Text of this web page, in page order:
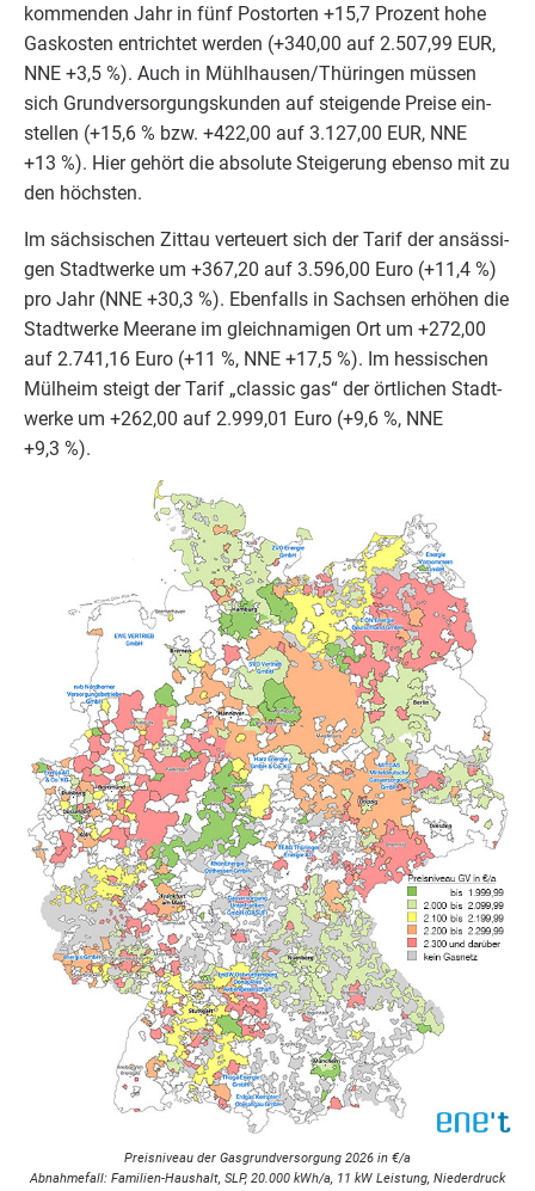
kom­men­den Jahr in fünf Postor­ten +15,7 Pro­zent hohe
Gas­kos­ten ent­rich­tet wer­den (+340,00 auf 2.507,99 EUR,
NNE +3,5 %). Auch in Mühlhausen/​Thüringen müs­sen
sich Grund­ver­sor­gungs­kun­den auf stei­gen­de Prei­se ein­
stel­len (+15,6 % bzw. +422,00 auf 3.127,00 EUR, NNE
+13 %). Hier gehört die abso­lu­te Stei­ge­rung eben­so mit zu
den höchsten.
Im säch­si­schen Zit­tau ver­teu­ert sich der Tarif der ansäs­si­
gen Stadt­wer­ke um +367,20 auf 3.596,00 Euro (+11 ,4 %)
pro Jahr (NNE +30,3 %). Eben­falls in Sach­sen erhö­hen die
Stadt­wer­ke Meera­ne im gleich­na­mi­gen Ort um +272,00
auf 2.741 ,16 Euro (+11 %, NNE +17,5 %). Im hes­si­schen
Mül­heim steigt der Tarif „clas­sic gas“ der ört­li­chen Stadt­
wer­ke um +262,00 auf 2.999,01 Euro (+9,6 %, NNE
+9,3 %).
Preis­ni­veau der Gas­grund­ver­sor­gung 2026in €/​a
Abnah­me­fall: Fami­­li­en-Haus­halt, SLP, 20.000kWh/​a, 11 kW Leis­tung, Niederdruck